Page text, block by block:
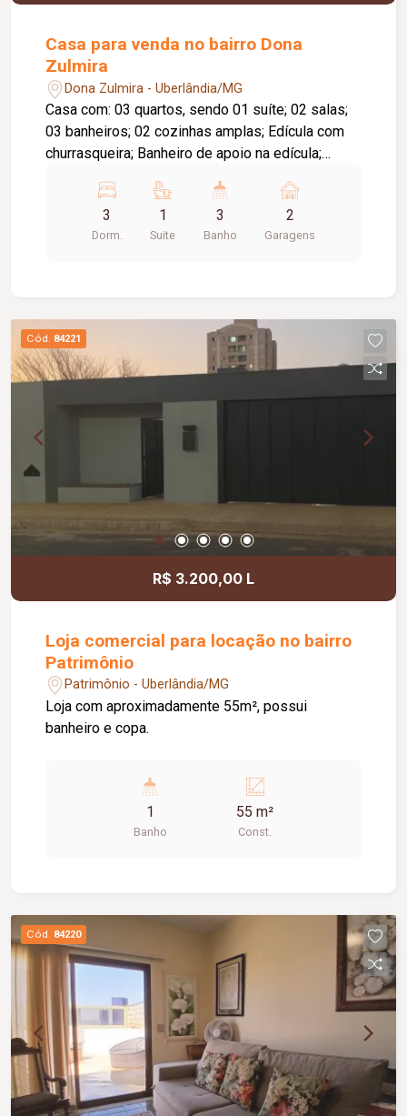
Diferenciais Energia solar fotovoltaica
Aquecimento solar Boiler Roupeiro no corredor
Cortinas instaladas na sala, sala de jantar e suíte
master Acabamentos de alto padrão Móveis
planejados em praticamente todos os ambientes
Além do excelente padrão de acabamento, a casa
distribuição dos ambientes e será entregue com
diversos móveis planejados e eletrodomésticos
embutidos.
Casa para venda no bairro Dona
Zulmira
Dona Zulmira - Uberlândia/MG
Casa com: 03 quartos, sendo 01 suíte; 02 salas;
03 banheiros; 02 cozinhas amplas; Edícula com
churrasqueira; Banheiro de apoio na edícula;
garagem; Diferenciais: Portão social e portão
para garagem; Cascata na área externa.
3
Dorm.
1
Suite
3
Banho
2
Garagens
Cód. 84221
R$ 3.200,00 L
Loja comercial para locação no bairro
Patrimônio
Patrimônio - Uberlândia/MG
Loja com aproximadamente 55m², possui
banheiro e copa.
1
Banho
55 m²
Const.
Cód. 84220